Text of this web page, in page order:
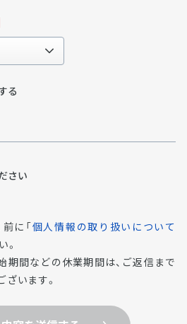
る
さい
に「個人情報の取り扱いについて
。
期間などの休業期間は、ご返信まで
います。